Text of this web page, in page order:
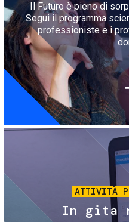
Il Futuro è pieno di
Segui il programma
professioniste e i
ATTIVITÀ
In gita